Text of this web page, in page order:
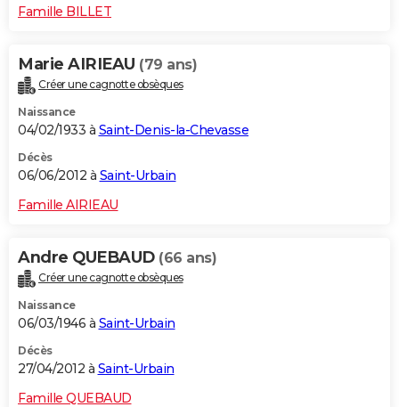
Famille BILLET
Marie AIRIEAU (79 ans)
Créer une cagnotte obsèques
Naissance
04/02/1933 à Saint-Denis-la-Chevasse
Décès
06/06/2012 à Saint-Urbain
Famille AIRIEAU
Andre QUEBAUD (66 ans)
Créer une cagnotte obsèques
Naissance
06/03/1946 à Saint-Urbain
Décès
27/04/2012 à Saint-Urbain
Famille QUEBAUD